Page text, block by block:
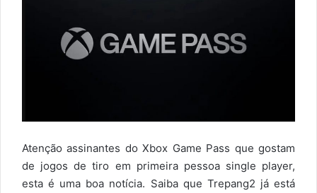
Atenção assinantes do Xbox Game Pass que gostam
de jogos de tiro em primeira pessoa single player,
esta é uma boa notícia. Saiba que Trepang2 já está